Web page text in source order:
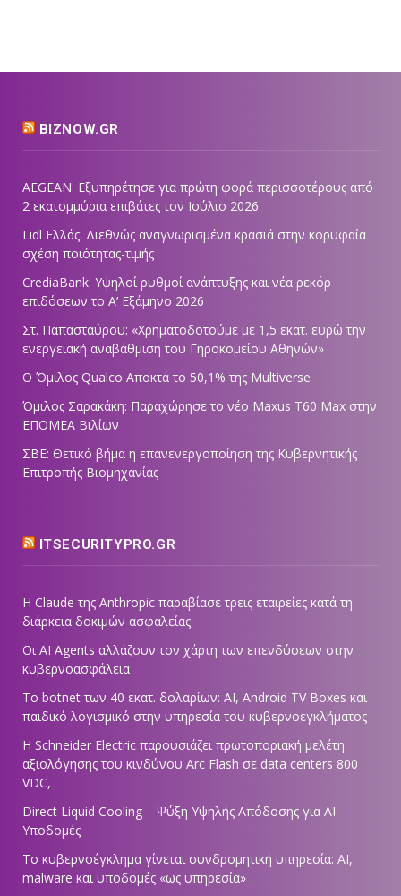
BIZNOW.GR
AEGEAN: Εξυπηρέτησε για πρώτη φορά περισσοτέρους από
2 εκατομμύρια επιβάτες τον Ιούλιο 2026
Lidl Ελλάς: Διεθνώς αναγνωρισμένα κρασιά στην κορυφαία
σχέση ποιότητας-τιμής
CrediaBank: Υψηλοί ρυθμοί ανάπτυξης και νέα ρεκόρ
επιδόσεων το Α’ Εξάμηνο 2026
Στ. Παπασταύρου: «Χρηματοδοτούμε με 1,5 εκατ. ευρώ την
ενεργειακή αναβάθμιση του Γηροκομείου Αθηνών»
Ο Όμιλος Qualco Αποκτά το 50,1% της Multiverse
Όμιλος Σαρακάκη: Παραχώρησε το νέο Maxus T60 Max στην
ΕΠΟΜΕΑ Βιλίων
ΣΒΕ: Θετικό βήμα η επανενεργοποίηση της Κυβερνητικής
Επιτροπής Βιομηχανίας
ITSECURITYPRO.GR
Η Claude της Anthropic παραβίασε τρεις εταιρείες κατά τη
διάρκεια δοκιμών ασφαλείας
Οι AI Agents αλλάζουν τον χάρτη των επενδύσεων στην
κυβερνοασφάλεια
Το botnet των 40 εκατ. δολαρίων: AI, Android TV Boxes και
παιδικό λογισμικό στην υπηρεσία του κυβερνοεγκλήματος
Η Schneider Electric παρουσιάζει πρωτοποριακή μελέτη
αξιολόγησης του κινδύνου Arc Flash σε data centers 800
VDC,
Direct Liquid Cooling – Ψύξη Υψηλής Απόδοσης για AI
Υποδομές
Το κυβερνοέγκλημα γίνεται συνδρομητική υπηρεσία: AI,
malware και υποδομές «ως υπηρεσία»